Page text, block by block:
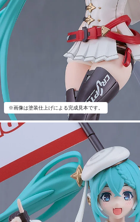
※画像は塗装仕上げによる完成見本です。